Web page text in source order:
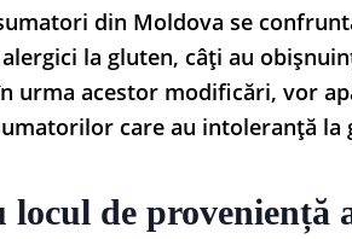
din Moldova se
la gluten, câți au
urma acestor modificări, vor
care au intoleranță la
locul de